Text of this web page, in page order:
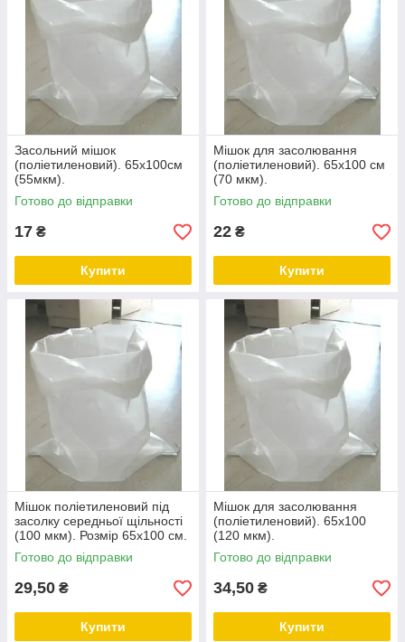
Засольний мішок
(поліетиленовий). 65x100см
(55мкм).
Готово до відправки
17 ₴
Купити
Мішок для засолювання
(поліетиленовий). 65х100 см
(70 мкм).
Готово до відправки
22 ₴
Купити
Мішок поліетиленовий під
засолку середньої щільності
(100 мкм). Розмір 65х100 см.
Готово до відправки
29,50 ₴
Купити
Мішок для засолювання
(поліетиленовий). 65х100
(120 мкм).
Готово до відправки
34,50 ₴
Купити